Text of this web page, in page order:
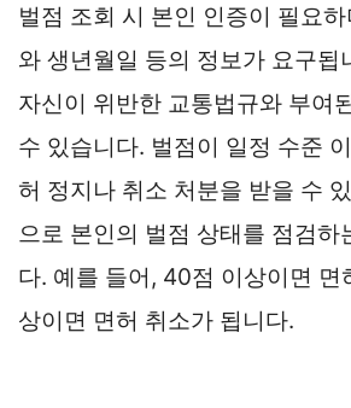
벌점 조회 시 본인 인증이 필요
와 생년월일 등의 정보가 요구됩
자신이 위반한 교통법규와 부여
수 있습니다. 벌점이 일정 수준
허 정지나 취소 처분을 받을 수
으로 본인의 벌점 상태를 점검하
다. 예를 들어, 40점 이상이면 면
상이면 면허 취소가 됩니다.